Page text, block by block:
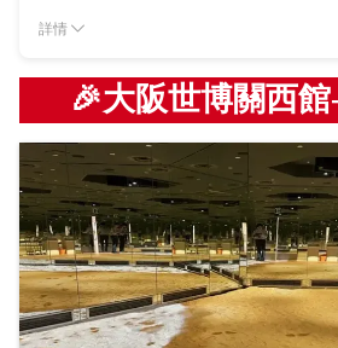
詳情
🎉大阪世博關西